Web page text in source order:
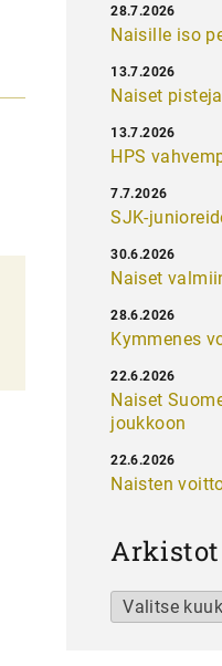
Naisille iso
28.7.2026
Naiset
13.7.2026
HPS
13.7.2026
SJK-
7.7.2026
Naiset
30.6.2026
Kymmenes
28.6.2026
Naiset
joukkoon
22.6.2026
Naisten
22.6.2026
Arkistot
Arkistot